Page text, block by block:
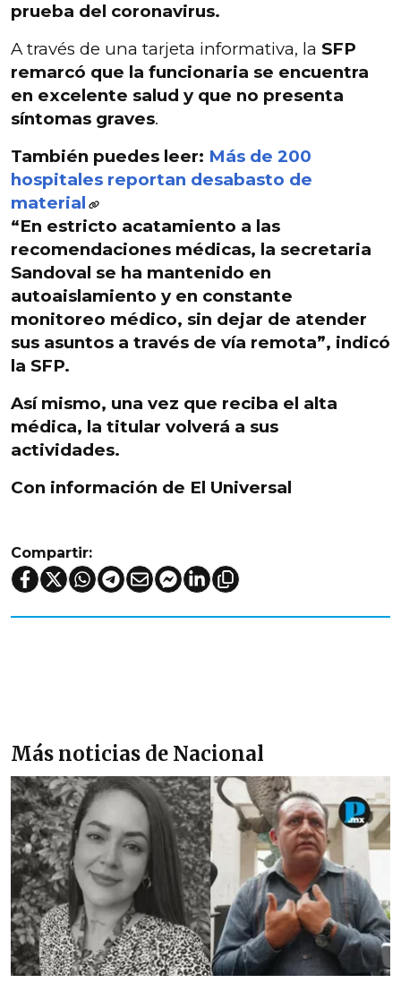
prueba del coronavirus.
A través de una tarjeta informativa, la SFP
remarcó que la funcionaria se encuentra
en excelente salud y que no presenta
síntomas graves.
También puedes leer: Más de 200
hospitales reportan desabasto de
material
“En estricto acatamiento a las
recomendaciones médicas, la secretaria
Sandoval se ha mantenido en
autoaislamiento y en constante
monitoreo médico, sin dejar de atender
sus asuntos a través de vía remota”, indicó
la SFP.
Así mismo, una vez que reciba el alta
médica, la titular volverá a sus
actividades.
Con información de El Universal
Compartir:
Más noticias de Nacional